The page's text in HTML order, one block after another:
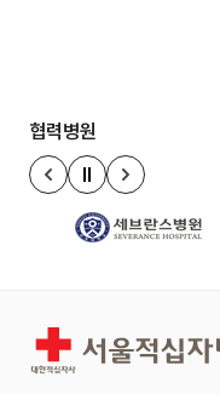
협력병원
이전 슬라이드
정지
다음 슬라이드
서울적십자병원